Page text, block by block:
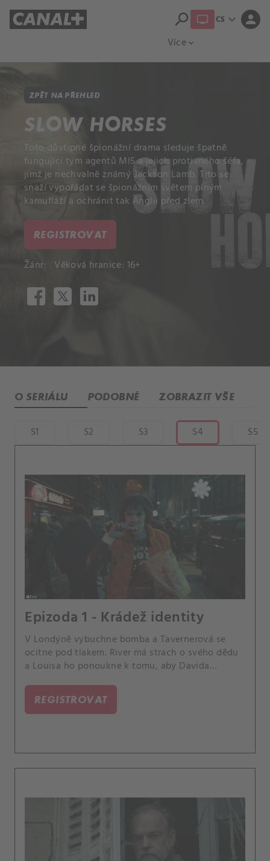
Více expand_more
search CS expand_more person
ZPĚT NA PŘEHLED
SLOW HORSES
Toto důvtipné špionážní drama sleduje špatně
fungující tým agentů MI5 a jejich protivného šéfa,
jímž je nechvalně známý Jackson Lamb. Tito se
snaží vypořádat se špionážním světem plným
kamufláží a ochránit tak Anglii před zlem.
REGISTROVAT
Žánr: Věková hranice: 16+
O SERIÁLU PODOBNÉ ZOBRAZIT VŠE
S1 S2 S3 S4 S5
Epizoda 1 - Krádež identity
V Londýně vybuchne bomba a Tavernerová se
ocitne pod tlakem. River má strach o svého dědu
a Louisa ho ponoukne k tomu, aby Davida
REGISTROVAT